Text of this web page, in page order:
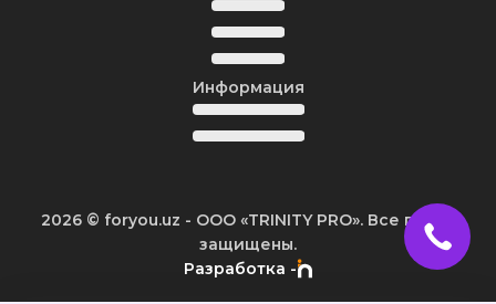
Информация
2026 © foryou.uz - ООО «TRINITY PRO». Все права
защищены.
Разработка -